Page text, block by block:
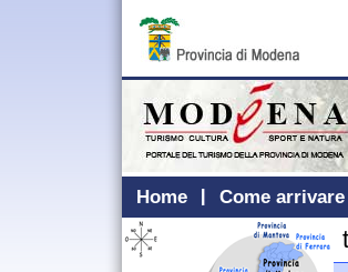
Home Come arrivare